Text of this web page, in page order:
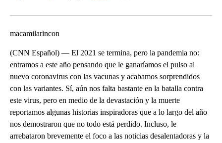
macamilarincon
(CNN Español) –– El 2021 se termina, pero la pandemia no:
entramos a este año pensando que le ganaríamos el pulso al
nuevo coronavirus con las vacunas y acabamos sorprendidos
con las variantes. Sí, aún nos falta bastante en la batalla contra
este virus, pero en medio de la devastación y la muerte
reportamos algunas historias inspiradoras que a lo largo del año
nos demostraron que no todo está perdido. Incluso, le
arrebataron brevemente el foco a las noticias desalentadoras y la